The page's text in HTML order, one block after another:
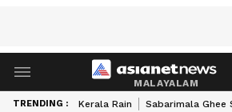
MALAYALAM
TRENDING : Kerala Rain Sabarimala Ghee